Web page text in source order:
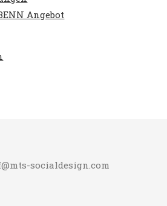
Angebot
socialdesign.com